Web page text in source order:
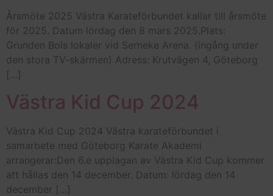
Årsmöte 2025 Västra Karateförbundet kallar till årsmöte
för 2025. Datum lördag den 8 mars 2025.Plats:
Grunden Bois lokaler vid Serneke Arena. (ingång under
den stora TV-skärmen) Adress: Krutvägen 4, Göteborg
[…]
Västra Kid Cup 2024
Västra Kid Cup 2024 Västra karateförbundet i
samarbete med Göteborg Karate Akademi
arrangerar:Den 6.e upplagan av Västra Kid Cup kommer
att hållas den 14 december. Datum: lördag den 14
december […]